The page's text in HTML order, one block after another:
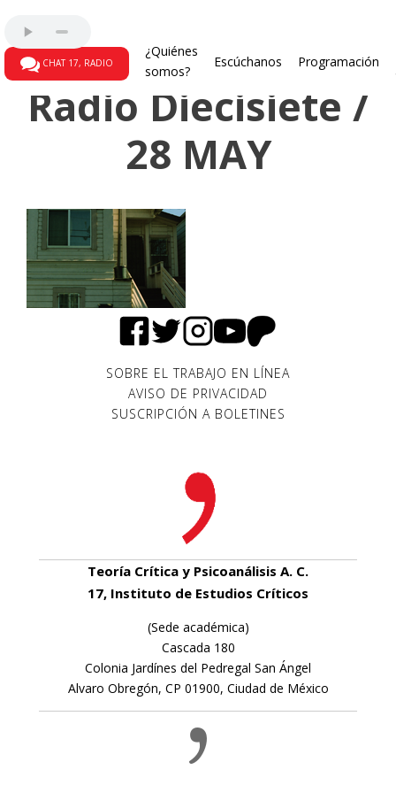
CHAT 17, RADIO
¿Quiénes
somos?
Escúchanos Programación
Radio Diecisiete /
28 MAY
SOBRE EL TRABAJO EN LÍNEA
AVISO DE PRIVACIDAD
SUSCRIPCIÓN A BOLETINES
Teoría Crítica y Psicoanálisis A. C.
17, Instituto de Estudios Críticos
(Sede académica)
Cascada 180
Colonia Jardínes del Pedregal San Ángel
Alvaro Obregón, CP 01900, Ciudad de México